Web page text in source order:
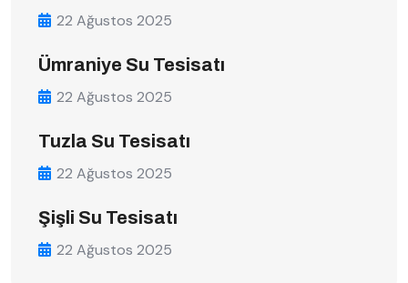
22 Ağustos 2025
Ümraniye Su Tesisatı
22 Ağustos 2025
Tuzla Su Tesisatı
22 Ağustos 2025
Şişli Su Tesisatı
22 Ağustos 2025